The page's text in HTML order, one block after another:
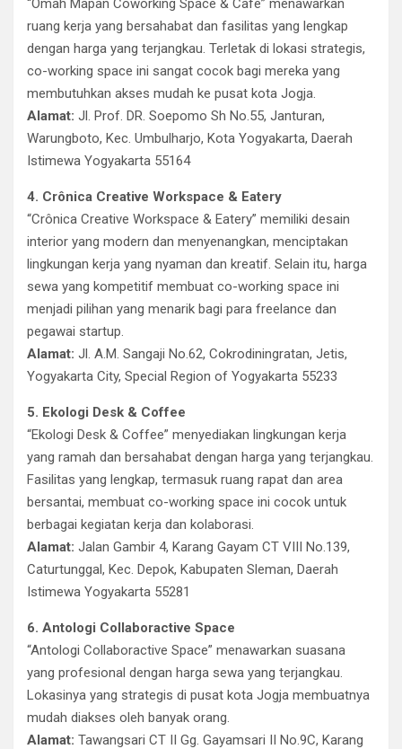
“Omah Mapan Coworking Space & Cafe” menawarkan
ruang kerja yang bersahabat dan fasilitas yang lengkap
dengan harga yang terjangkau. Terletak di lokasi strategis,
co-working space ini sangat cocok bagi mereka yang
membutuhkan akses mudah ke pusat kota Jogja.
Alamat: Jl. Prof. DR. Soepomo Sh No.55, Janturan,
Warungboto, Kec. Umbulharjo, Kota Yogyakarta, Daerah
Istimewa Yogyakarta 55164
4. Crônica Creative Workspace & Eatery
“Crônica Creative Workspace & Eatery” memiliki desain
interior yang modern dan menyenangkan, menciptakan
lingkungan kerja yang nyaman dan kreatif. Selain itu, harga
sewa yang kompetitif membuat co-working space ini
menjadi pilihan yang menarik bagi para freelance dan
pegawai startup.
Alamat: Jl. A.M. Sangaji No.62, Cokrodiningratan, Jetis,
Yogyakarta City, Special Region of Yogyakarta 55233
5. Ekologi Desk & Coffee
“Ekologi Desk & Coffee” menyediakan lingkungan kerja
yang ramah dan bersahabat dengan harga yang terjangkau.
Fasilitas yang lengkap, termasuk ruang rapat dan area
bersantai, membuat co-working space ini cocok untuk
berbagai kegiatan kerja dan kolaborasi.
Alamat: Jalan Gambir 4, Karang Gayam CT VIII No.139,
Caturtunggal, Kec. Depok, Kabupaten Sleman, Daerah
Istimewa Yogyakarta 55281
6. Antologi Collaboractive Space
“Antologi Collaboractive Space” menawarkan suasana
yang profesional dengan harga sewa yang terjangkau.
Lokasinya yang strategis di pusat kota Jogja membuatnya
mudah diakses oleh banyak orang.
Alamat: Tawangsari CT II Gg. Gayamsari II No.9C, Karang